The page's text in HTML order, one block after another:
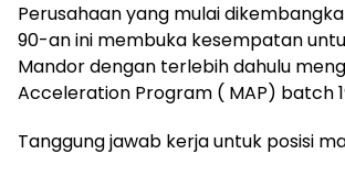
Perusahaan yang mulai
90-an ini membuka kesempatan
Mandor dengan terlebih dahulu
Acceleration Program ( MAP) batch
Tanggung jawab kerja untuk posisi